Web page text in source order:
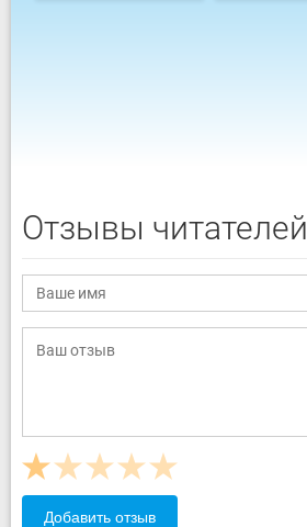
Отзывы читателей
Добавить отзыв